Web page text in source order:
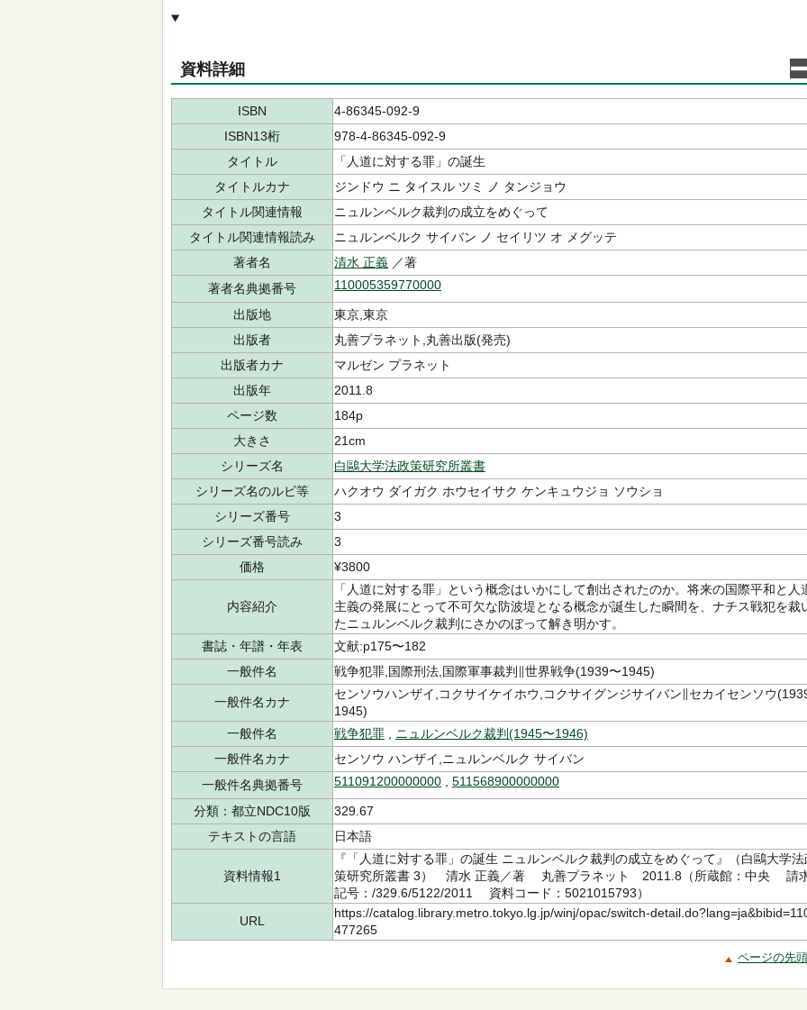
資料詳細
ISBN
4-86345-092-9
ISBN13桁
978-4-86345-092-9
タイトル
「人道に対する罪」の誕生
タイトルカナ
ジンドウ ニ タイスル ツミ ノ タンジョウ
タイトル関連情報
ニュルンベルク裁判の成立をめぐって
タイトル関連情報読み
ニュルンベルク サイバン ノ セイリツ オ メグッテ
著者名
清水 正義 ／著
著者名典拠番号
110005359770000
出版地
東京,東京
出版者
丸善プラネット,丸善出版(発売)
出版者カナ
マルゼン プラネット
出版年
2011.8
ページ数
184p
大きさ
21cm
シリーズ名
白鷗大学法政策研究所叢書
シリーズ名のルビ等
ハクオウ ダイガク ホウセイサク ケンキュウジョ ソウショ
シリーズ番号
3
シリーズ番号読み
3
価格
¥3800
内容紹介
「人道に対する罪」という概念はいかにして創出されたのか。将来の国際平和と人
主義の発展にとって不可欠な防波堤となる概念が誕生した瞬間を、ナチス戦犯を裁
たニュルンベルク裁判にさかのぼって解き明かす。
書誌・年譜・年表
文献:p175〜182
一般件名
戦争犯罪,国際刑法,国際軍事裁判∥世界戦争(1939〜1945)
一般件名カナ
センソウハンザイ,コクサイケイホウ,コクサイグンジサイバン∥セカイセンソウ
1945)
一般件名
戦争犯罪
ニュルンベルク裁判(1945〜1946)
一般件名カナ
センソウ ハンザイ,ニュルンベルク サイバン
一般件名典拠番号
511091200000000 511568900000000
分類：都立NDC10版
329.67
テキストの言語
日本語
資料情報1
『「人道に対する罪」の誕生 ニュルンベルク裁判の成立をめぐって』（白鷗大学法
策研究所叢書 3） 清水 正義／著 丸善プラネット 2011.8（所蔵館：中央 請
記号：/329.6/5122/2011 資料コード：5021015793）
URL
https://catalog.library.metro.tokyo.lg.jp/winj/opac/switch-
477265
ページの先